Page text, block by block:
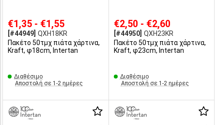
€1,35 - €1,55
[#44949] QXH18KR
Πακέτο 50τμχ πιάτα χάρτινα,
Kraft, φ18cm, Intertan
Διαθέσιμο
Αποστολή σε 1-2 ημέρες
€2,50 - €2,60
[#44950] QXH23KR
Πακέτο 50τμχ πιάτα χάρτινα,
Kraft, φ23cm, Intertan
Διαθέσιμο
Αποστολή σε 1-2 ημέρες